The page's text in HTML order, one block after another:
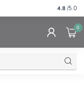
4.8 /5.0
0